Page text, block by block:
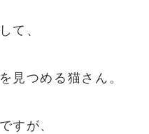
て、
見つめる猫さん。
すが、